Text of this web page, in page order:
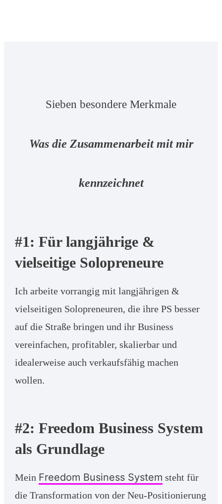
Sieben besondere Merkmale
Was die Zusammenarbeit mit mir
kennzeichnet
#1: Für langjährige &
vielseitige Solopreneure
Ich arbeite vorrangig mit langjährigen &
vielseitigen Solopreneuren, die ihre PS besser
auf die Straße bringen und ihr Business
vereinfachen, profitabler, skalierbar und
idealerweise auch verkaufsfähig machen
wollen.
#2: Freedom Business System
als Grundlage
Mein Freedom Business System steht für
die Transformation von der Neu-Positionierung